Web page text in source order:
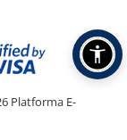
Platforma E-